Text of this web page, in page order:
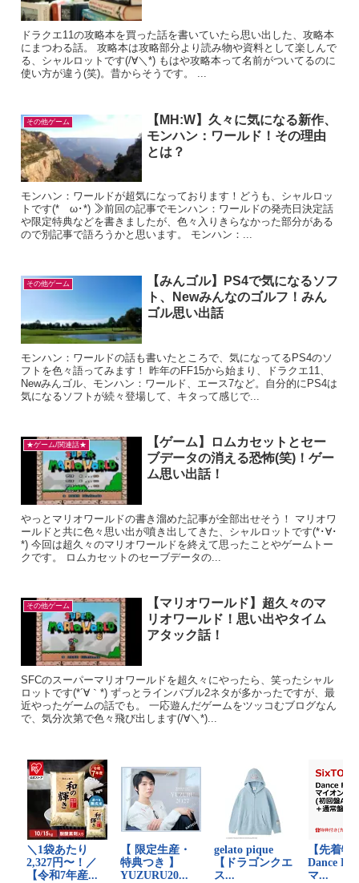
ドラクエ11の攻略本を買った話を書いていたら思い出した、攻略本
にまつわる話。 攻略本は攻略部分より読み物や資料として楽しんで
る、シャルロットです(/∀＼*) もはや攻略本って名前がついてるのに
使い方が違う(笑)。昔からそうです。 ...
その他ゲーム
【MH:W】久々に気になる新作、
モンハン：ワールド！その理由
とは？
モンハン：ワールドが超気になっております！どうも、シャルロッ
トです(*ゝω･*) ≫前回の記事でモンハン：ワールドの発売日決定話
や限定特典などを書きましたが、色々入りきらなかった部分がある
ので別記事で語ろうかと思います。 モンハン：...
その他ゲーム
【みんゴル】PS4で気になるソフ
ト、Newみんなのゴルフ！みん
ゴル思い出話
モンハン：ワールドの話も書いたところで、気になってるPS4のソ
フトを色々語ってみます！ 昨年のFF15から始まり、ドラクエ11、
Newみんゴル、モンハン：ワールド、エース7など。自分的にPS4は
気になるソフトが続々登場して、キタって感じで...
★ゲーム/関連話★
【ゲーム】ロムカセットとセー
ブデータの消える恐怖(笑)！ゲー
ム思い出話！
やっとマリオワールドの書き溜めた記事が全部出せそう！ マリオワ
ールドと共に色々思い出が噴き出してきた、シャルロットです(*･∀･
*) 今回は超久々のマリオワールドを終えて思ったことやゲームトー
クです。 ロムカセットのセーブデータの...
その他ゲーム
【マリオワールド】超久々のマ
リオワールド！思い出やタイム
アタック話！
SFCのスーパーマリオワールドを超久々にやったら、笑ったシャル
ロットです(*´∀｀*) ずっとラインバブル2ネタが多かったですが、最
近やったゲームの話でも。 一応遊んだゲームをツッコむブログなん
で、気分次第で色々飛び出します(/∀＼*)...